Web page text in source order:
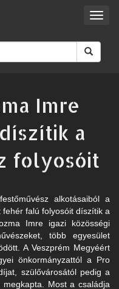
Imre
a
folyosóit
alkotásaiból a
falú folyosóit díszítik a
Imre igazi közösségi
több egyesület
A Veszprém Megyéért
önkormányzattól a Pro
szülővárosától pedig a
Most a családja